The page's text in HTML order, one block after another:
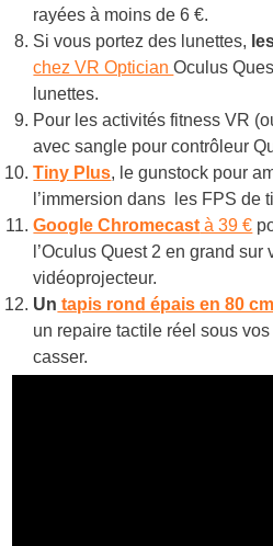
rayées à moins de 6 €.
Si vous portez des lunettes,
chez VR OpticianOculus
lunettes.
Pour les activités fitness VR
avec sangle pour contrôleur
Tiny Plus, le gunstock pour
l’immersion dans les FPS de
Google Chromecast à 39 €
l’Oculus Quest 2 en grand sur
vidéoprojecteur.
Un tapis rond épais en 80
un repaire tactile réel sous
casser.